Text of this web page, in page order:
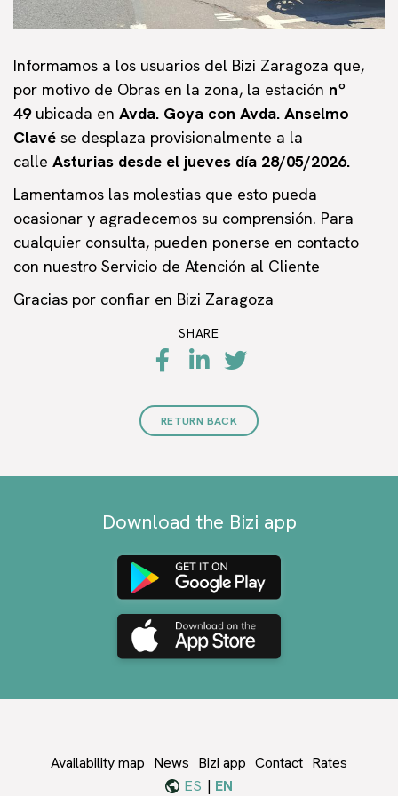
Informamos a los usuarios del Bizi Zaragoza que,
por motivo de Obras en la zona, la estación nº
49ubicada en Avda. Goya con Avda. Anselmo
Clavé se desplaza provisionalmente a la
calle Asturias desde el jueves día 28/05/2026.
Lamentamos las molestias que esto pueda
ocasionar y agradecemos su comprensión. Para
cualquier consulta, pueden ponerse en contacto
con nuestro Servicio de Atención al Cliente
Gracias por confiar en Bizi Zaragoza
SHARE
RETURN BACK
Download the Bizi app
Availability map News Bizi app Contact Rates
ES
EN